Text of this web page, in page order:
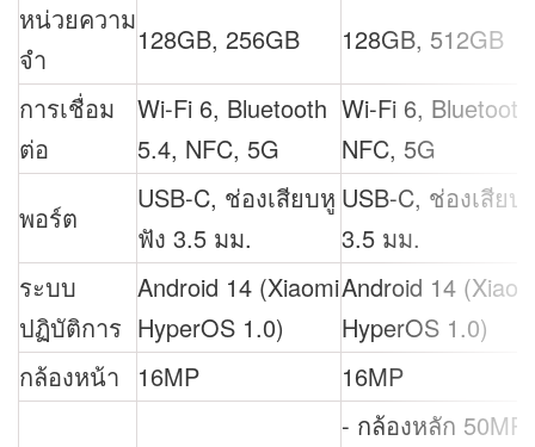
หน่วยความ
จำ
128GB, 256GB
128GB, 512GB
การเชื่อม
ต่อ
Wi-Fi 6, Bluetooth
5.4, NFC, 5G
Wi-Fi 6,
NFC, 5G
พอร์ต
USB-C, ช่องเสียบหู
ฟัง 3.5 มม.
USB-C, ช่องเสียบ
3.5 มม.
ระบบ
ปฏิบัติการ
Android 14 (Xiaomi
HyperOS 1.0)
Android 14
HyperOS 1.0)
กล้องหน้า
16MP 16MP
- กล้องหลัก 50MP